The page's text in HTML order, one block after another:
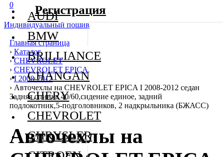
0
Индивидуальный пошив
Главная страница
› Каталог
› CHEVROLET
› CHEVROLET EPICA
› I 2008-2012
› Авточехлы на CHEVROLET EPICA I 2008-2012 седан
Задняя спинка 40/60,сидение единое, задний
подлокотник,5-подголовников, 2 надкрыльника (БЖАСС)
Авточехлы на
AUDI
BMW
BRILLIANCE
CHANGAN
CHERY
CHEVROLET
CHRYSLER
Регистрация